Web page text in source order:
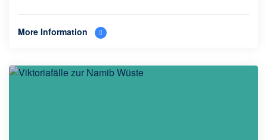
More Information